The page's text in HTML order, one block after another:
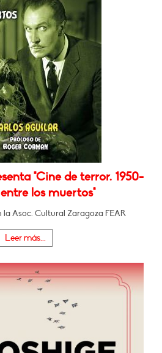
"Cine de terror. 1950-
entre los muertos"
Asoc. Cultural Zaragoza FEAR
Leer más...